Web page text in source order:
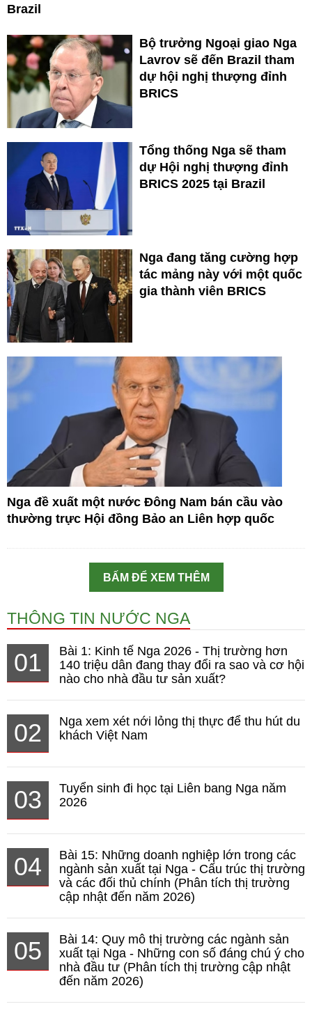
Brazil
Bộ trưởng Ngoại giao Nga
Lavrov sẽ đến Brazil tham
dự hội nghị thượng đỉnh
BRICS
Tổng thống Nga sẽ tham
dự Hội nghị thượng đỉnh
BRICS 2025 tại Brazil
Nga đang tăng cường hợp
tác mảng này với một quốc
gia thành viên BRICS
Nga đề xuất một nước Đông Nam bán cầu vào
thường trực Hội đồng Bảo an Liên hợp quốc
BẤM ĐỂ XEM THÊM
THÔNG TIN NƯỚC NGA
01
Bài 1: Kinh tế Nga 2026 - Thị trường hơn
140 triệu dân đang thay đổi ra sao và cơ hội
nào cho nhà đầu tư sản xuất?
02
Nga xem xét nới lỏng thị thực để thu hút du
khách Việt Nam
03
Tuyển sinh đi học tại Liên bang Nga năm
2026
04
Bài 15: Những doanh nghiệp lớn trong các
ngành sản xuất tại Nga - Cấu trúc thị trường
và các đối thủ chính (Phân tích thị trường
cập nhật đến năm 2026)
05
Bài 14: Quy mô thị trường các ngành sản
xuất tại Nga - Những con số đáng chú ý cho
nhà đầu tư (Phân tích thị trường cập nhật
đến năm 2026)